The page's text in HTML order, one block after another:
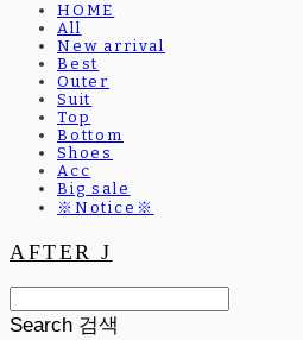
HOME
All
New arrival
Best
Outer
Suit
Top
Bottom
Shoes
Acc
Big sale
※Notice※
AFTER J
Search 검색